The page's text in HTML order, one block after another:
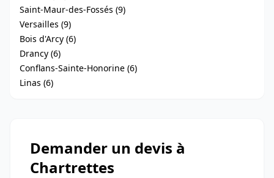
Saint-Maur-des-Fossés (9)
Versailles (9)
Bois d'Arcy (6)
Drancy (6)
Conflans-Sainte-Honorine (6)
Linas (6)
Demander un devis à
Chartrettes